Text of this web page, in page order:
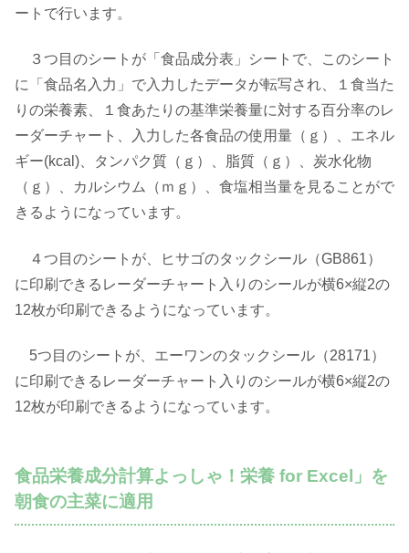
ートで行います。
３つ目のシートが「食品成分表」シートで、このシート
に「食品名入力」で入力したデータが転写され、１食当た
りの栄養素、１食あたりの基準栄養量に対する百分率のレ
ーダーチャート、入力した各食品の使用量（ｇ）、エネル
ギー(kcal)、タンパク質（ｇ）、脂質（ｇ）、炭水化物
（ｇ）、カルシウム（ｍｇ）、食塩相当量を見ることがで
きるようになっています。
４つ目のシートが、ヒサゴのタックシール（GB861）
に印刷できるレーダーチャート入りのシールが横6×縦2の
12枚が印刷できるようになっています。
5つ目のシートが、エーワンのタックシール（28171）
に印刷できるレーダーチャート入りのシールが横6×縦2の
12枚が印刷できるようになっています。
食品栄養成分計算よっしゃ！栄養 for Excel」を
朝食の主菜に適用